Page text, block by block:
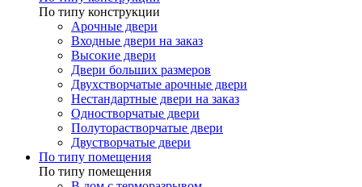
По типу конструкции
Арочные двери
Входные двери на заказ
Высокие двери
Двери больших размеров
Двухстворчатые арочные двери
Нестандартные двери на заказ
Одностворчатые двери
Полуторастворчатые двери
Двустворчатые двери
По типу помещения
По типу помещения